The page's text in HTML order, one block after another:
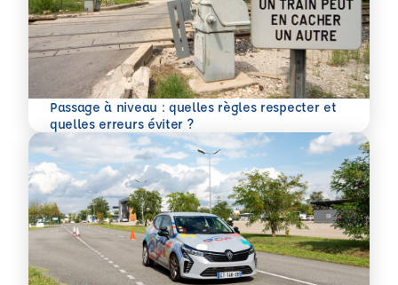
Passage à niveau : quelles règles respecter et
quelles erreurs éviter ?
En savoir plus